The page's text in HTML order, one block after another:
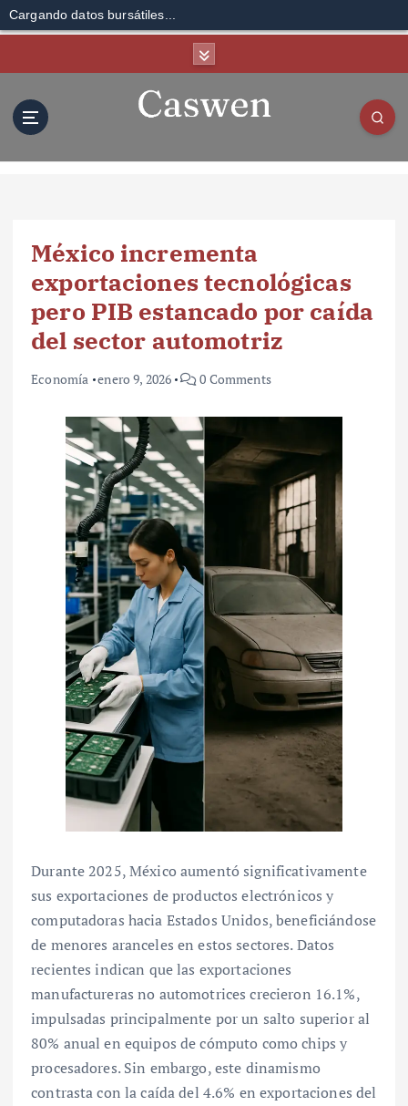
Cargando datos bursátiles...
México incrementa
exportaciones tecnológicas
pero PIB estancado por caída
del sector automotriz
Economía enero 9, 2026 0 Comments
Durante 2025, México aumentó significativamente
sus exportaciones de productos electrónicos y
computadoras hacia Estados Unidos, beneficiándose
de menores aranceles en estos sectores. Datos
recientes indican que las exportaciones
manufactureras no automotrices crecieron 16.1%,
impulsadas principalmente por un salto superior al
80% anual en equipos de cómputo como chips y
procesadores. Sin embargo, este dinamismo
contrasta con la caída del 4.6% en exportaciones del